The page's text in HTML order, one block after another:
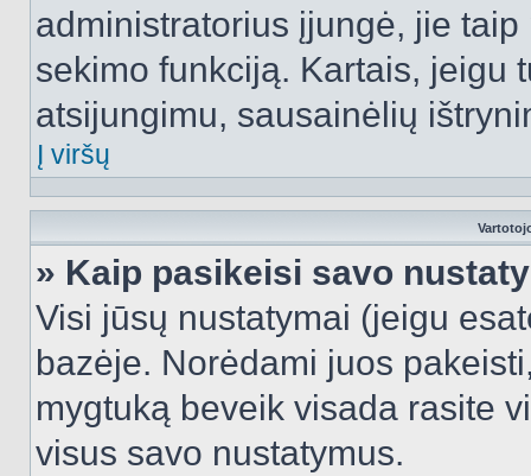
administratorius įjungė, jie
sekimo funkciją. Kartais, jeigu
atsijungimu, sausainėlių
Į viršų
» Kaip pasikeisi savo
Visi jūsų nustatymai (jeigu
bazėje. Norėdami juos
mygtuką beveik visada rasite
visus savo nustatymus.